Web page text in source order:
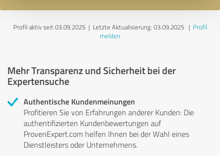
Profil aktiv seit 03.09.2025 | Letzte Aktualisierung: 03.09.2025| Profil
melden
Mehr Transparenz und Sicherheit bei der
Expertensuche
Authentische Kundenmeinungen
Profitieren Sie von Erfahrungen anderer Kunden: Die
authentifizierten Kundenbewertungen auf
ProvenExpert.com helfen Ihnen bei der Wahl eines
Dienstleisters oder Unternehmens.